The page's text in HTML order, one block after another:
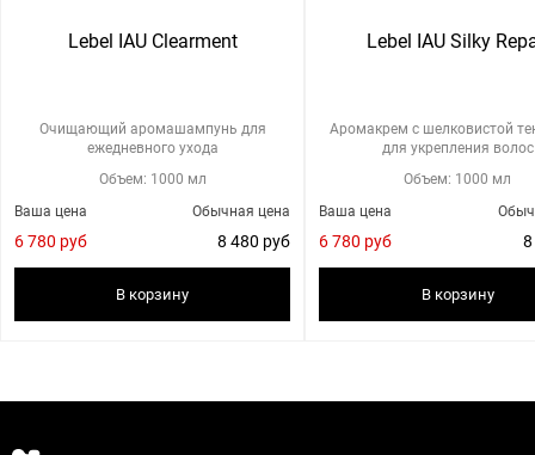
Lebel IAU Clearment
Очищающий аромашампунь для
ежедневного ухода
Объем: 1000 мл
Обычная цена
8 480 руб
Ваша цена
6 780 руб
В корзину
Lebel IAU Silky
Аромакрем с шелковистой
для укрепления волос
Объем: 1000 мл
8
Ваша цена
6 780 руб
В корзину